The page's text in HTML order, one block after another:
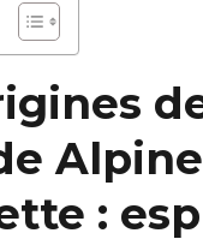
Alpine
: